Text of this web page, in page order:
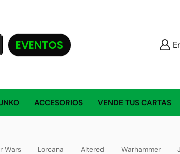
EVENTOS
ACCESORIOS VENDE TUS CARTAS
Wars Lorcana Altered Warhammer